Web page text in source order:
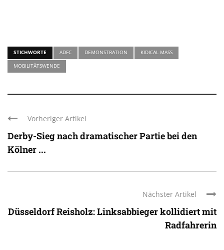
STICHWORTE ADFC DEMONSTRATION
KIDICAL MASS
MOBILITÄTSWENDE
Vorheriger Artikel
Derby-Sieg nach dramatischer Partie bei den
Kölner ...
Nächster Artikel
Düsseldorf Reisholz: Linksabbieger kollidiert mit
Radfahrerin